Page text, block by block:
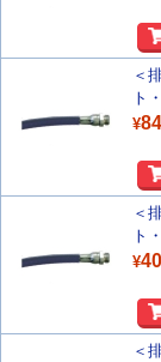
＜
ト
¥
＜
ト
¥
＜